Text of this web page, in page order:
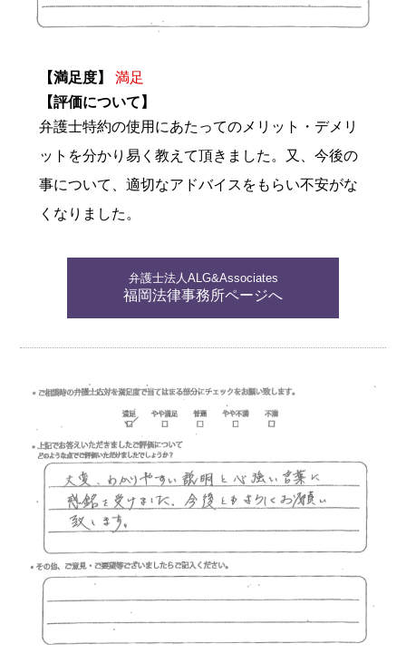
【満足度】
満足
【評価について】
弁護士特約の使用にあたってのメリット・デメリ
ットを分かり易く教えて頂きました。又、今後の
事について、適切なアドバイスをもらい不安がな
くなりました。
弁護士法人ALG&Associates
福岡法律事務所ページへ